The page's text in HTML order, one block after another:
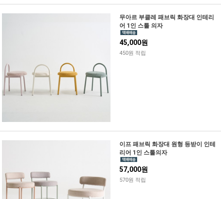
무아르 부클레 패브릭 화장대 인테리
어 1인 스툴 의자
45,000원
450원 적립
이프 패브릭 화장대 원형 등받이 인테
리어 1인 스툴의자
57,000원
570원 적립